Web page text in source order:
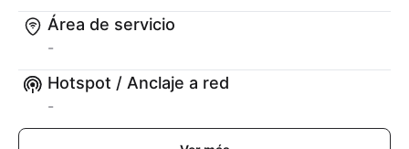
Área de servicio
-
Hotspot / Anclaje a red
-